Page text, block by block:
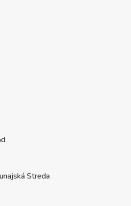
Streda